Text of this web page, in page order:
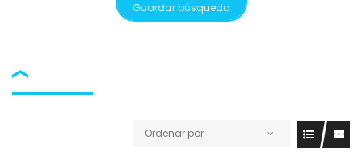
Guardar búsqueda
Ordenar por